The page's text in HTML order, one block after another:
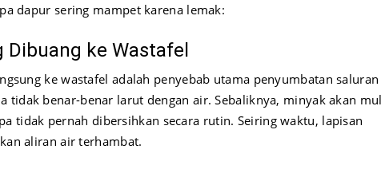
dapur sering mampet karena lemak:
Dibuang ke Wastafel
ke wastafel adalah penyebab utama penyumbatan saluran
tidak benar-benar larut dengan air. Sebaliknya, minyak akan
tidak pernah dibersihkan secara rutin. Seiring waktu, lapisan
aliran air terhambat.